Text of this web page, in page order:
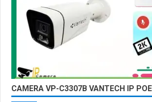
CAMERA VP-C3307B VANTECH IP POE